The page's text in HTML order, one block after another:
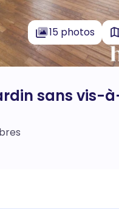
15 photos
sans vis-à-